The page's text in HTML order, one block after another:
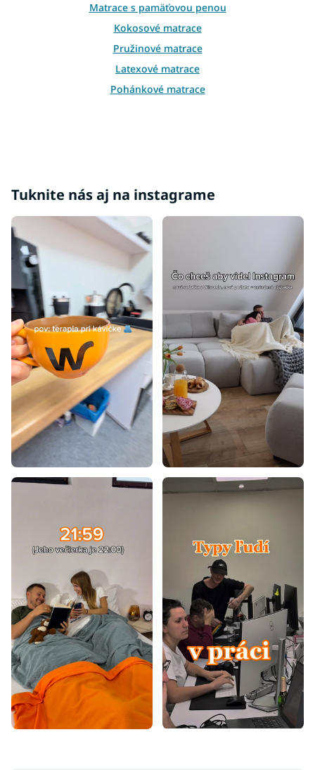
v
k
y
v
ý
p
i
Matrace s pamäťovou penou
Kokosové matrace
Pružinové matrace
Latexové matrace
Pohánkové matrace
Tuknite nás aj na instagrame